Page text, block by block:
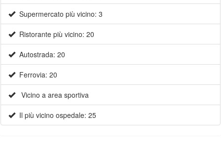
Supermercato più vicino: 3
Ristorante più vicino: 20
Autostrada: 20
Ferrovia: 20
Vicino a area sportiva
Il più vicino ospedale: 25